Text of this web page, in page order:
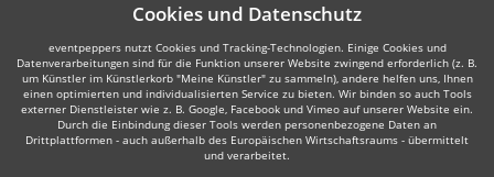
Cookies und Datenschutz
eventpeppers nutzt Cookies und Tracking-Technologien. Einige Cookies und
Datenverarbeitungen sind für die Funktion unserer Website zwingend erforderlich (z. B.
um Künstler im Künstlerkorb "Meine Künstler" zu sammeln), andere helfen uns, Ihnen
einen optimierten und individualisierten Service zu bieten. Wir binden so auch Tools
externer Dienstleister wie z. B. Google, Facebook und Vimeo auf unserer Website ein.
Durch die Einbindung dieser Tools werden personenbezogene Daten an
Drittplattformen - auch außerhalb des Europäischen Wirtschaftsraums - übermittelt
und verarbeitet.